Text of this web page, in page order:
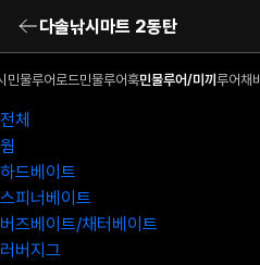
다솔낚시마트 2동탄
민물루어로드민물루어훅민물루어/미끼 루어채비
전체
웜
하드베이트
스피너베이트
버즈베이트/채터베이트
러버지그